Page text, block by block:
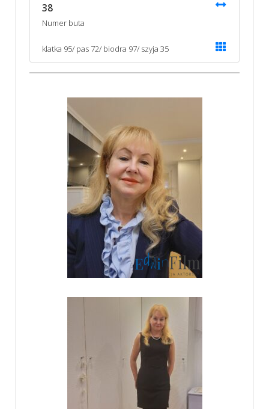
38
Numer buta
klatka 95/ pas 72/ biodra 97/ szyja 35